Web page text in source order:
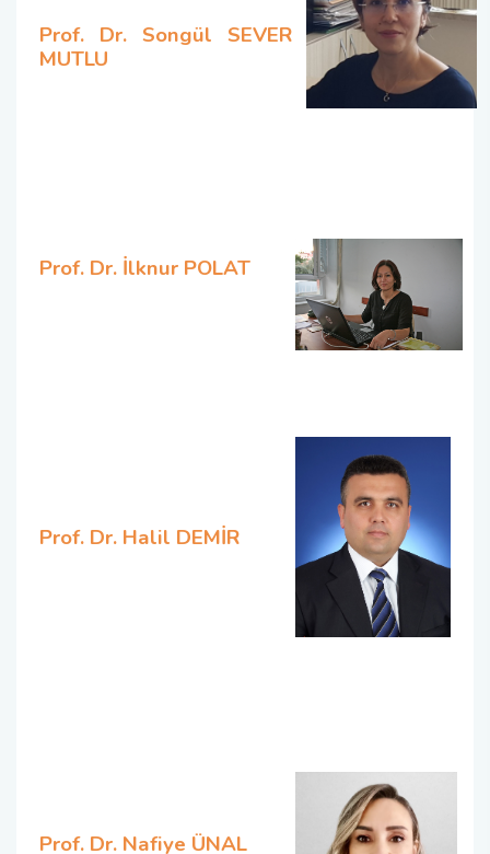
Prof. Dr. Songül SEVER
MUTLU
Prof. Dr. İlknur POLAT
Prof. Dr. Halil DEMİR
Prof. Dr. Nafiye ÜNAL